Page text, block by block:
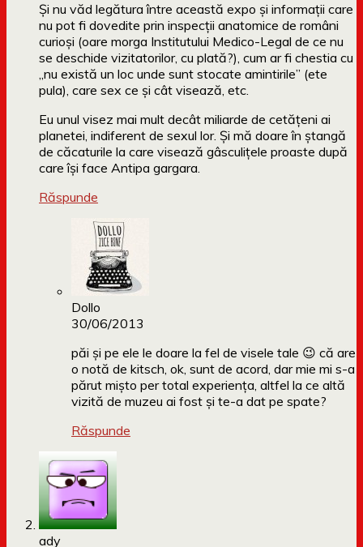
Și nu văd legătura între această expo și informații care
nu pot fi dovedite prin inspecții anatomice de români
curioși (oare morga Institutului Medico-Legal de ce nu
se deschide vizitatorilor, cu plată?), cum ar fi chestia cu
„nu există un loc unde sunt stocate amintirile” (ete
pula), care sex ce și cât visează, etc.
Eu unul visez mai mult decât miliarde de cetățeni ai
planetei, indiferent de sexul lor. Și mă doare în ștangă
de căcaturile la care visează gâsculițele proaste după
care își face Antipa gargara.
Răspunde
Dollo
30/06/2013
păi și pe ele le doare la fel de visele tale 😉 că are
o notă de kitsch, ok, sunt de acord, dar mie mi s-a
părut mișto per total experiența, altfel la ce altă
vizită de muzeu ai fost și te-a dat pe spate?
Răspunde
ady